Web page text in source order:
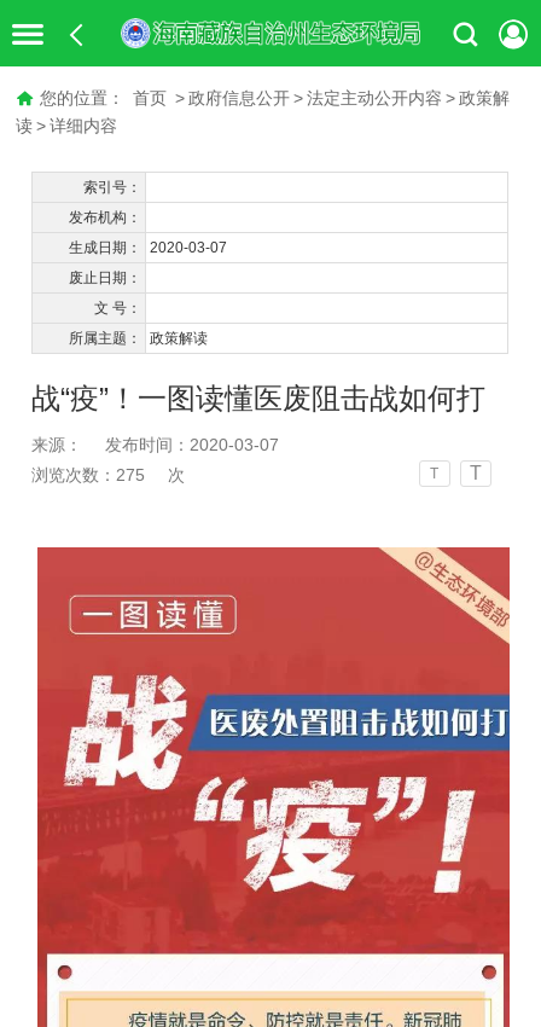
您的位置： 首页 > 政府信息公开 > 法定主动公开内容 > 政策解
读 > 详细内容
索引号：
发布机构：
生成日期：
2020-03-07
废止日期：
文 号：
所属主题：
政策解读
战“疫”！一图读懂医废阻击战如何打
来源：
发布时间：2020-03-07
浏览次数： 275 次 T T